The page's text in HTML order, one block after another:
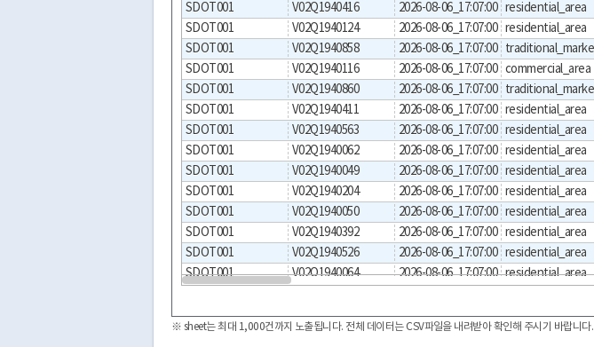
SDOT001
V02Q1940416 2026-08-06_17:07:00 residential_area
SDOT001
V02Q1940124 2026-08-06_17:07:00 residential_area
SDOT001
V02Q1940858 2026-08-06_17:07:00
SDOT001
V02Q1940116 2026-08-06_17:07:00 commercial_area
SDOT001
V02Q1940860 2026-08-06_17:07:00
SDOT001
V02Q1940411 2026-08-06_17:07:00 residential_area
SDOT001
V02Q1940563 2026-08-06_17:07:00 residential_area
SDOT001
V02Q1940062 2026-08-06_17:07:00 residential_area
SDOT001
V02Q1940049 2026-08-06_17:07:00 residential_area
SDOT001
V02Q1940204 2026-08-06_17:07:00 residential_area
SDOT001
V02Q1940050 2026-08-06_17:07:00 residential_area
SDOT001
V02Q1940392 2026-08-06_17:07:00 residential_area
SDOT001
V02Q1940526 2026-08-06_17:07:00 residential_area
SDOT001
V02Q1940064 2026-08-06_17:07:00 residential_area
SDOT001
V02Q1940105 2026-08-06_17:07:00 residential_area
SDOT001
V02Q1940187 2026-08-06_17:07:00 residential_area
※ sheet는 최대 1,000건까지 노출됩니다. 전체 데이터는 CSV파일을 내려받아 확인해 주시기 바랍니다.